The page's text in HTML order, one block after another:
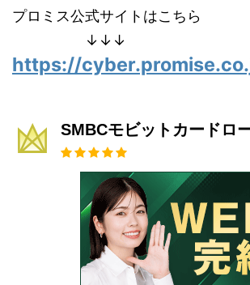
プロミス公式サイトはこちら
↓↓↓
https://
SMBCモビットカードロ